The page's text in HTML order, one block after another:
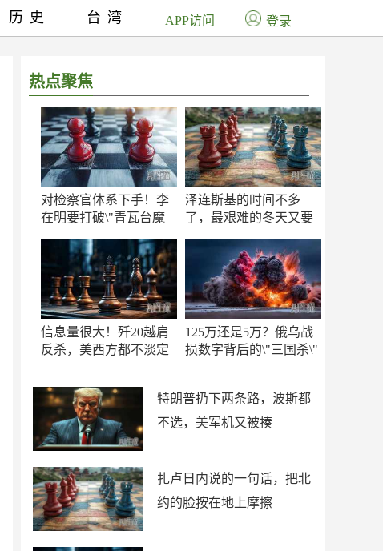
热点聚焦
对检察官体系下手！李
在明要打破\"青瓦台魔
泽连斯基的时间不多
了，最艰难的冬天又要
信息量很大！歼20越肩
反杀，美西方都不淡定
125万还是5万？俄乌战
损数字背后的\"三国杀\"
特朗普扔下两条路，波斯都
不选，美军机又被揍
扎卢日内说的一句话，把北
约的脸按在地上摩擦
历史 台湾 APP访问 登录